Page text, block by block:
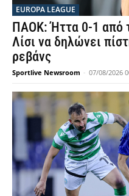
EUROPA LEAGUE
ΠΑΟΚ: Ήττα 0-1 από
Λίσι να δηλώνει
ρεβάνς
Sportlive Newsroom - 07/08/2026